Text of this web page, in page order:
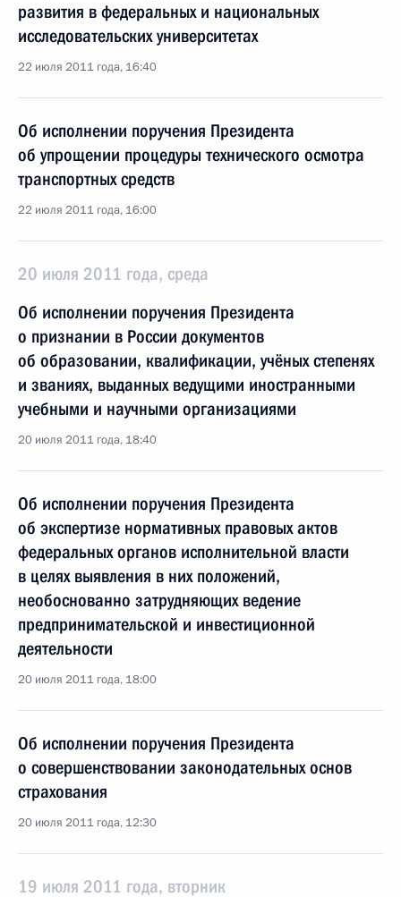
развития в федеральных и национальных
исследовательских университетах
22 июля 2011 года, 16:40
Об исполнении поручения Президента
об упрощении процедуры технического осмотра
транспортных средств
22 июля 2011 года, 16:00
20 июля 2011 года, среда
Об исполнении поручения Президента
о признании в России документов
об образовании, квалификации, учёных степенях
и званиях, выданных ведущими иностранными
учебными и научными организациями
20 июля 2011 года, 18:40
Об исполнении поручения Президента
об экспертизе нормативных правовых актов
федеральных органов исполнительной власти
в целях выявления в них положений,
необоснованно затрудняющих ведение
предпринимательской и инвестиционной
деятельности
20 июля 2011 года, 18:00
Об исполнении поручения Президента
о совершенствовании законодательных основ
страхования
20 июля 2011 года, 12:30
19 июля 2011 года, вторник